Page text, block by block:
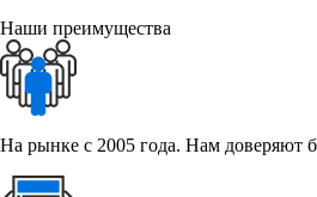
Наши преимущества
На рынке с 2005 года. Нам доверяют